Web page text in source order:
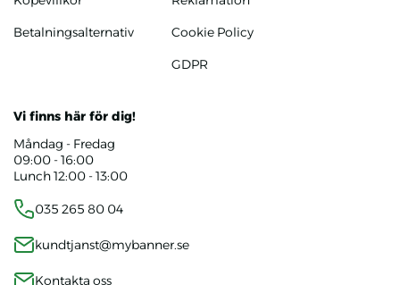
Betalningsalternativ
Cookie Policy
GDPR
Vi finns här för dig!
Måndag - Fredag
09:00 - 16:00
Lunch 12:00 - 13:00
035 265 80 04
kundtjanst@mybanner.se
Kontakta oss